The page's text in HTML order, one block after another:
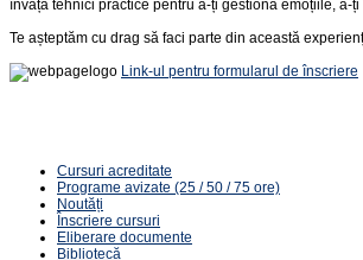
învăța tehnici practice pentru a-ți gestiona emoțiile, a-
Te așteptăm cu drag să faci parte din această
Link-ul pentru formularul de înscriere
Cursuri acreditate
Programe avizate (25 / 50 / 75 ore)
Noutăți
Înscriere cursuri
Eliberare documente
Bibliotecă